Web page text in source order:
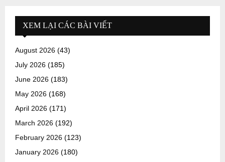
XEM LẠI CÁC BÀI VIẾT
August 2026 (43)
July 2026 (185)
June 2026 (183)
May 2026 (168)
April 2026 (171)
March 2026 (192)
February 2026 (123)
January 2026 (180)